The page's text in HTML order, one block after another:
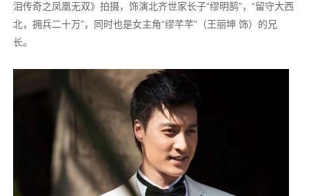
泪传奇之凤凰无双》拍摄，饰演北齐世家长子“缪明鹄”，“留守大西
北，拥兵二十万”，同时也是女主角“缪芊芊”（王丽坤 饰）的兄
长。